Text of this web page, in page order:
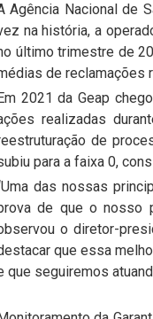
Agência Nacional de
na história, a
último trimestre de
de reclamações
2021 da Geap
realizadas
de
para a faixa 0,
das nossas
de que o nosso
o diretor-
que essa
que seguiremos